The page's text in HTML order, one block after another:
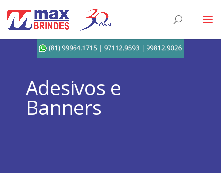
Adesivos e
Banners